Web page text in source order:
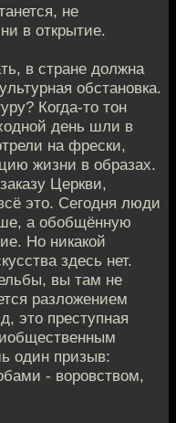
не
в открытие.
в стране должна
обстановка.
Когда-то тон
день шли в
на фрески,
жизни в образах.
Церкви,
это. Сегодня люди
а обобщённую
Но никакой
здесь нет.
вы там не
разложением
это преступная
один призыв:
- воровством,